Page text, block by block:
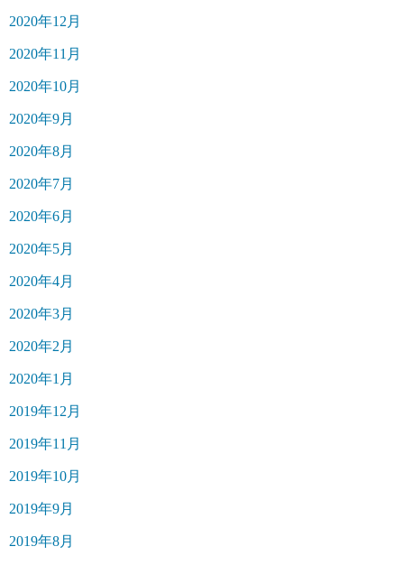
2020年12月
2020年11月
2020年10月
2020年9月
2020年8月
2020年7月
2020年6月
2020年5月
2020年4月
2020年3月
2020年2月
2020年1月
2019年12月
2019年11月
2019年10月
2019年9月
2019年8月